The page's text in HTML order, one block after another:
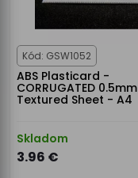
Kód: GSW1052
ABS Plasticard -
CORRUGATED 0.5mm
Textured Sheet - A4
Skladom
3.96 €